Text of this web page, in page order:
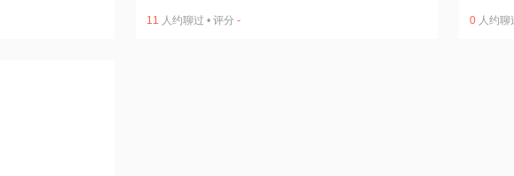
11 人约聊过 • 评分 - 0 人约聊